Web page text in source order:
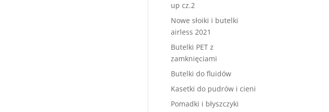
up cz.2
Nowe słoiki i butelki
airless 2021
Butelki PET z
zamknięciami
Butelki do fluidów
Kasetki do pudrów i cieni
Pomadki i błyszczyki